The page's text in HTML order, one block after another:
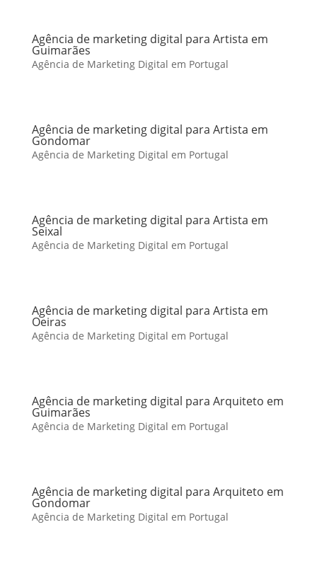
Agência de marketing digital para Artista em
Guimarães
Agência de Marketing Digital em Portugal
Agência de marketing digital para Artista em
Gondomar
Agência de Marketing Digital em Portugal
Agência de marketing digital para Artista em
Seixal
Agência de Marketing Digital em Portugal
Agência de marketing digital para Artista em
Oeiras
Agência de Marketing Digital em Portugal
Agência de marketing digital para Arquiteto em
Guimarães
Agência de Marketing Digital em Portugal
Agência de marketing digital para Arquiteto em
Gondomar
Agência de Marketing Digital em Portugal